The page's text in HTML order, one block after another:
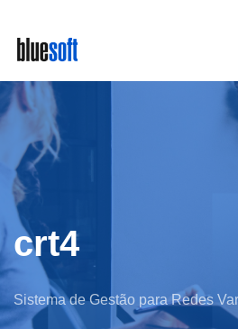
main
content
crt4
Sistema de Gestão para Redes